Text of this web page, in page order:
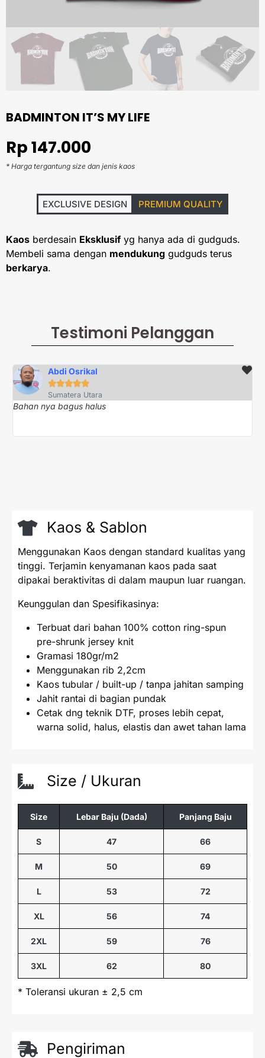
BADMINTON IT’S MY LIFE
Rp147.000
* Harga tergantung size dan jenis kaos
EXCLUSIVE DESIGN PREMIUM QUALITY
Kaos berdesain Eksklusifyg hanya ada di gudguds.
Membeli sama dengan mendukung gudguds terus
berkarya.
Testimoni Pelanggan
Abdi Osrikal

Sumatera Utara
Bahan nya bagus halus
Kaos & Sablon
Menggunakan Kaos dengan standard kualitas yang
tinggi. Terjamin kenyamanan kaos pada saat
dipakai beraktivitas di dalam maupun luar ruangan.
Keunggulan dan Spesifikasinya:
Terbuat dari bahan 100% cotton ring-spun
pre-shrunk jersey knit
Gramasi 180gr/m2
Menggunakan rib 2,2cm
Kaos tubular / built-up / tanpa jahitan samping
Jahit rantai di bagian pundak
Cetak dng teknik DTF, proses lebih cepat,
warna solid, halus, elastis dan awet tahan lama
Size / Ukuran
Size Lebar Baju (Dada) Panjang Baju
S 47 66
M 50 69
L 53 72
XL 56 74
2XL 59 76
3XL 62 80
* Toleransi ukuran ± 2,5 cm
Pengiriman